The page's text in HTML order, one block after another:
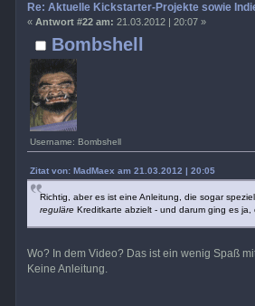
Bombshell
Username: Bombshell
Re: Aktuelle Kickstarter-Projekte sowie
« Antwort #22 am: 21.03.2012 | 20:07 »
Zitat von: MadMaex am 21.03.2012 | 20:05
Richtig, aber es ist eine Anleitung, die sogar
reguläreKreditkarte abzielt - und darum ging es ja,
Wo? In dem Video? Das ist ein wenig Spaß
Keine Anleitung.